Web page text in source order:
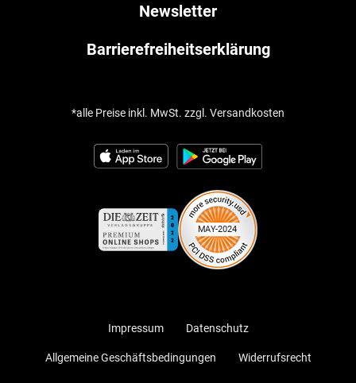
Newsletter
Barrierefreiheitserklärung
*alle Preise inkl. MwSt. zzgl. Versandkosten
Impressum Datenschutz
Allgemeine Geschäftsbedingungen Widerrufsrecht